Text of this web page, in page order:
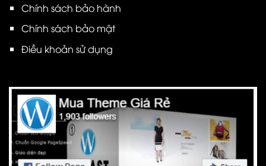
Chính sách bảo hành
Chính sách bảo mật
Điều khoản sử dụng